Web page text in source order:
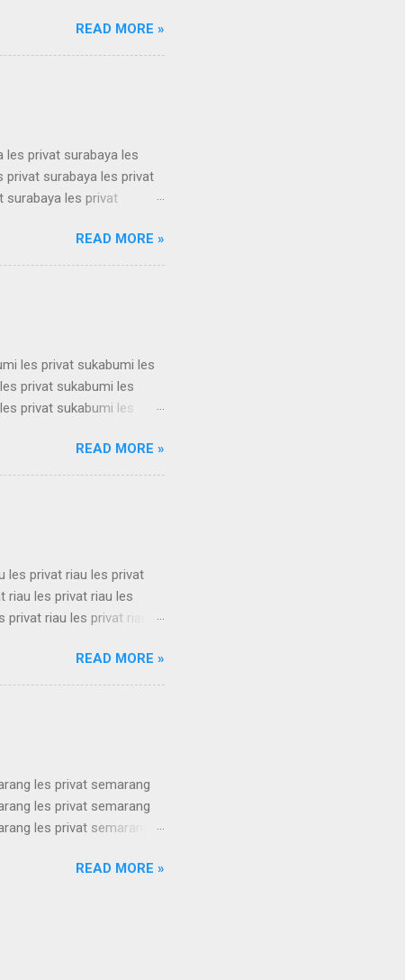
guru les privat
guru les privat
guru les privat
READ MORE »
les privat surabaya les
privat surabaya les privat
surabaya les privat
surabaya les privat
surabaya les privat
les privat
READ MORE »
les privat sukabumi les
privat sukabumi les
privat sukabumi les
privat sukabumi les
privat sukabumi les
privat sukabumi les
privat su...
READ MORE »
les privat riau les privat
riau les privat riau les
riau les privat riau
riau les privat riau les
privat riau les privat riau
READ MORE »
les privat semarang
les privat semarang
les privat semarang
les privat semarang
les privat se...
READ MORE »